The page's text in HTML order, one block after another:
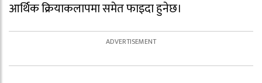
आर्थिक क्रियाकलापमा समेत फाइदा हुनेछ।